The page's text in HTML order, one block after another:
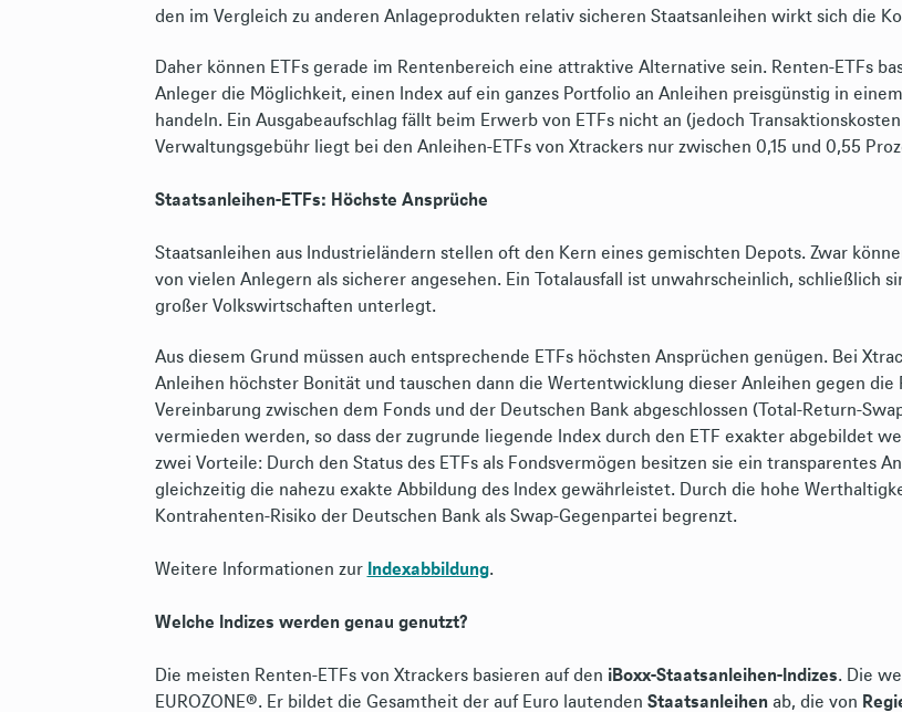
den im Vergleich zu anderen Anlageprodukten relativ sicheren Staatsanleihen wirkt sich die
Daher können ETFs gerade im Rentenbereich eine attraktive Alternative sein. Renten-ETFs
Anleger die Möglichkeit, einen Index auf ein ganzes Portfolio an Anleihen preisgünstig in
handeln. Ein Ausgabeaufschlag fällt beim Erwerb von ETFs nicht an (jedoch
Verwaltungsgebühr liegt bei den Anleihen-ETFs von Xtrackers nur zwischen 0,15 und 0,55
Staatsanleihen-ETFs: Höchste Ansprüche
Staatsanleihen aus Industrieländern stellen oft den Kern eines gemischten Depots. Zwar
von vielen Anlegern als sicherer angesehen. Ein Totalausfall ist unwahrscheinlich, schließlich
großer Volkswirtschaften unterlegt.
Aus diesem Grund müssen auch entsprechende ETFs höchsten Ansprüchen genügen. Bei
Anleihen höchster Bonität und tauschen dann die Wertentwicklung dieser Anleihen gegen die
Vereinbarung zwischen dem Fonds und der Deutschen Bank abgeschlossen (Total-Return-
vermieden werden, so dass der zugrunde liegende Index durch den ETF exakter abgebildet
zwei Vorteile: Durch den Status des ETFs als Fondsvermögen besitzen sie ein transparentes
gleichzeitig die nahezu exakte Abbildung des Index gewährleistet. Durch die hohe
Kontrahenten-Risiko der Deutschen Bank als Swap-Gegenpartei begrenzt.
Weitere Informationen zur Indexabbildung.
Welche Indizes werden genau genutzt?
Die meisten Renten-ETFs von Xtrackers basieren auf den iBoxx-Staatsanleihen-Indizes. Die
EUROZONE®. Er bildet die Gesamtheit der auf Euro lautenden Staatsanleihenab, die von